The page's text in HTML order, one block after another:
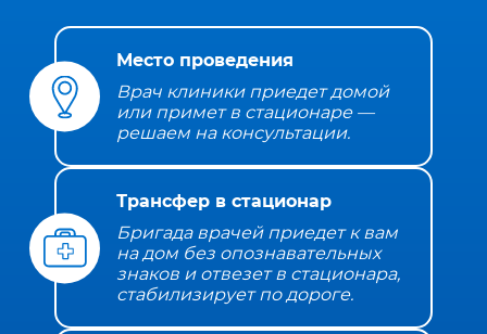
Место проведения
Врач клиники приедет домой
или примет в стационаре —
решаем на консультации.
Трансфер в стационар
Бригада врачей приедет к вам
на дом без опознавательных
знаков и отвезет в стационара,
стабилизирует по дороге.